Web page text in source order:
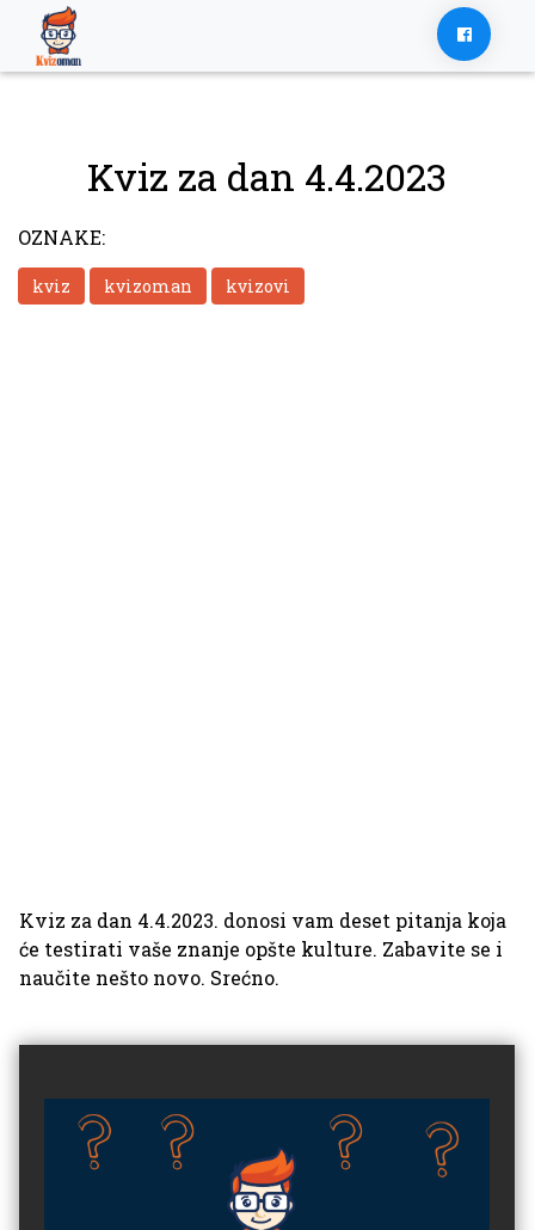
content
Kviz za dan 4.4.2023
OZNAKE:
kviz kvizoman kvizovi
Kviz za dan 4.4.2023. donosi vam deset pitanja koja
će testirati vaše znanje opšte kulture. Zabavite se i
naučite nešto novo. Srećno.